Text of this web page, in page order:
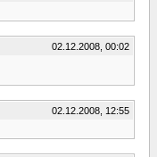
02.12.2008, 00:02
02.12.2008, 12:55